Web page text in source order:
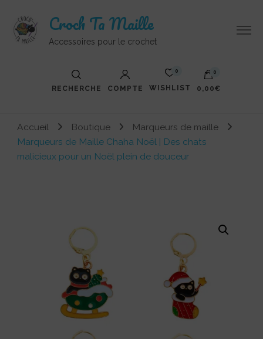
Croch Ta Maille
Accessoires pour le crochet
RECHERCHE COMPTE
0
WISHLIST
0
0,00€
Votre panier est vide.
Accueil Boutique
Marqueurs de maille
Marqueurs de Maille Chaha Noël | Des chats
malicieux pour un Noël plein de douceur